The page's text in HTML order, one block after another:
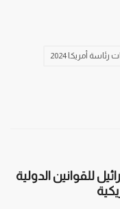
رئاسة أمريكا 2024
للقوانين الدولية